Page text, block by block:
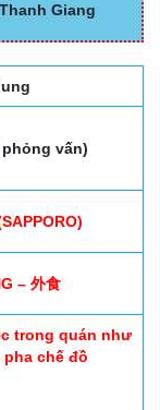
Giang
vấn)
– 外食
trong quán như
chế đồ